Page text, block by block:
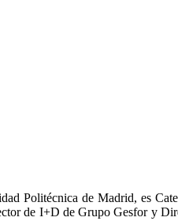
Politécnica de Madrid, es
de I+D de Grupo Gesfor y